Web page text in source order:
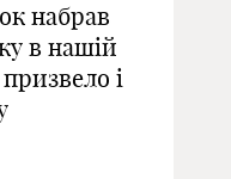
набрав
в нашій
і